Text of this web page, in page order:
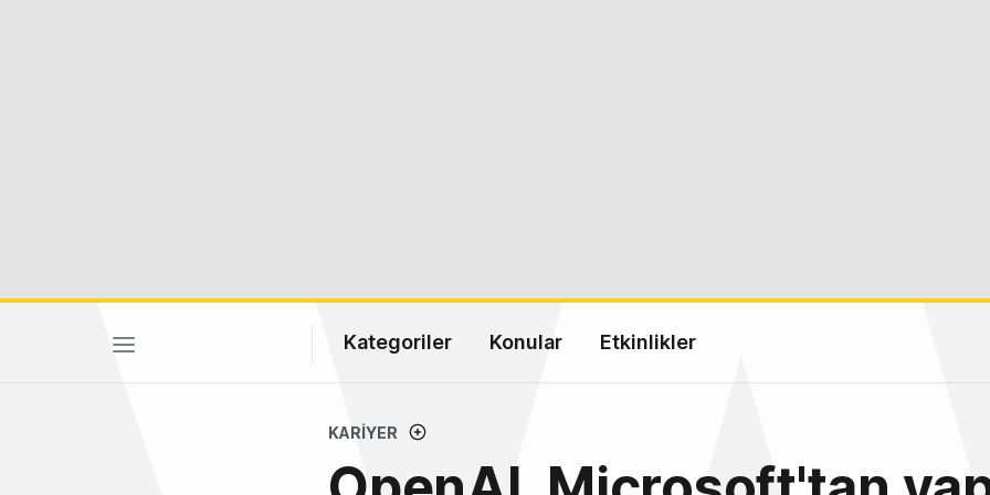
Kategoriler Konular Etkinlikler
KARIYER